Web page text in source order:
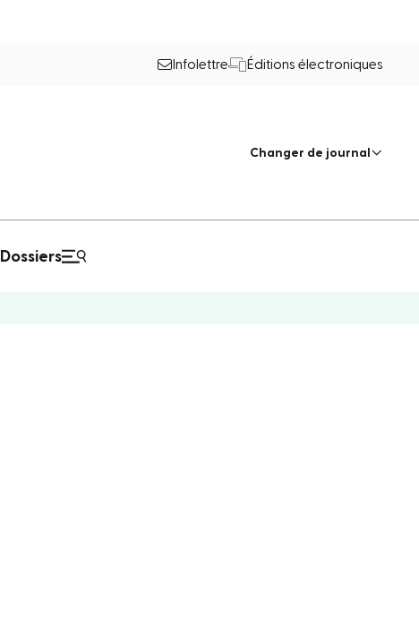
Infolettre Éditions électroniques
Changer de journal
Dossiers